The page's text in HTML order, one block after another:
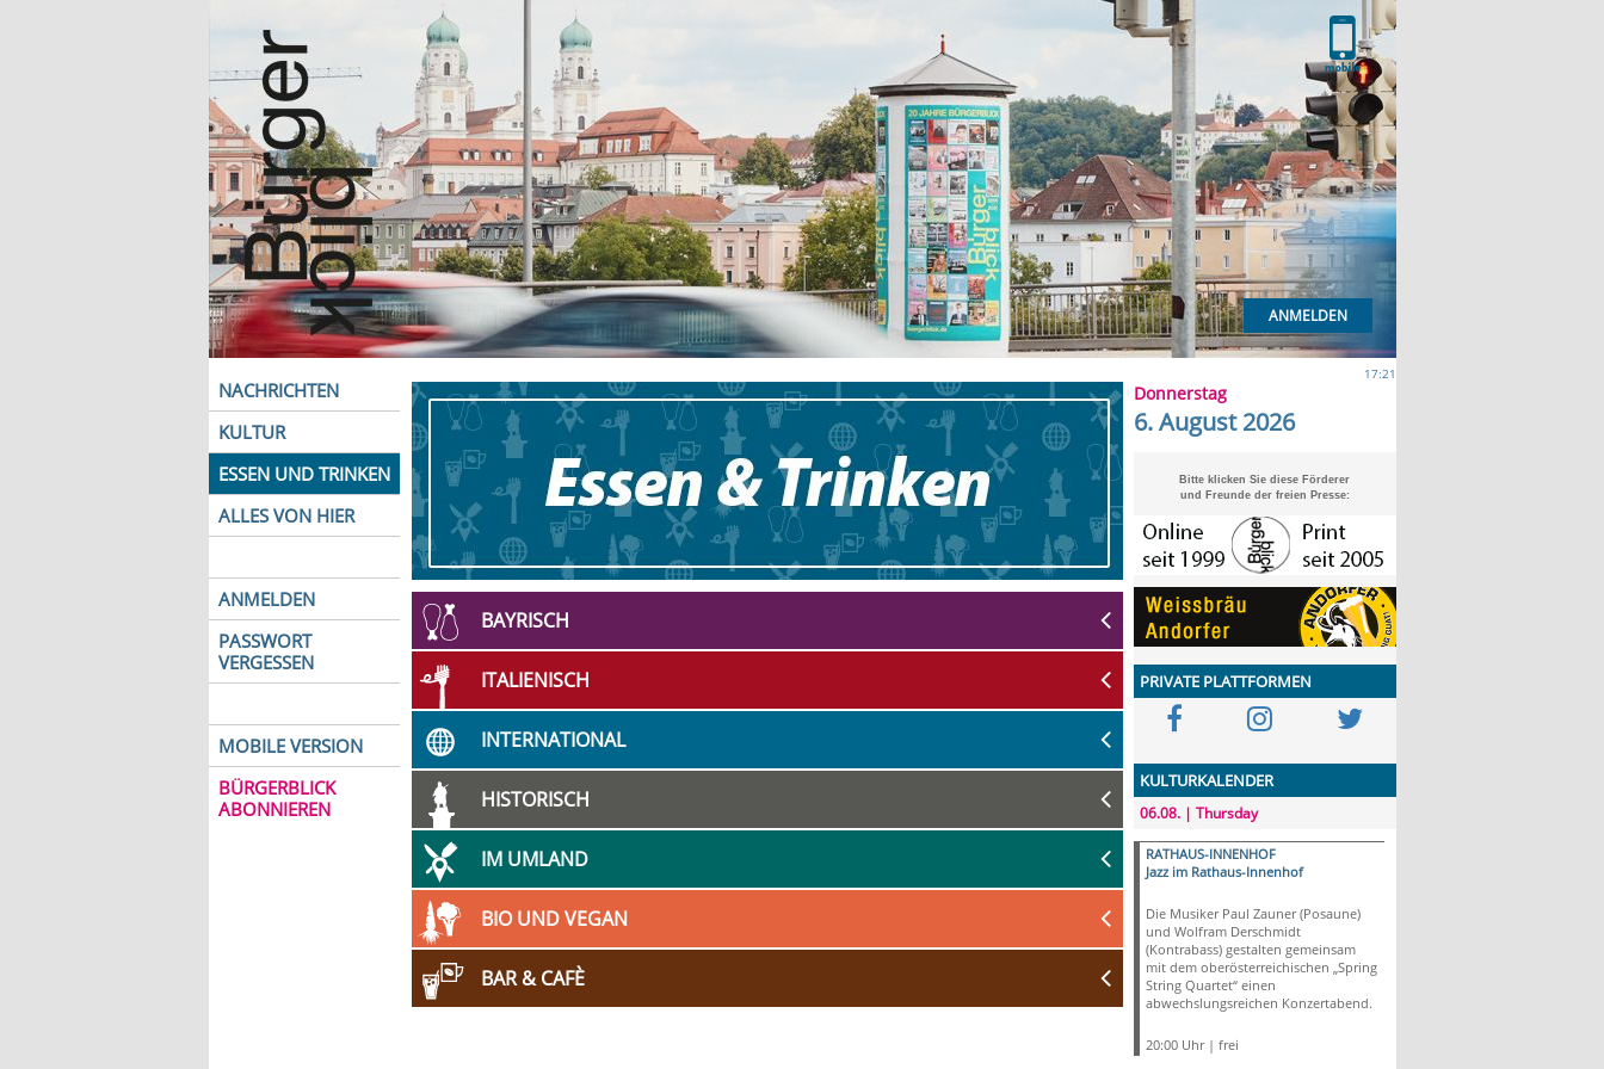
ANMELDEN
NACHRICHTEN
KULTUR
ESSEN UND TRINKEN
ALLES VON HIER
ANMELDEN
PASSWORT
VERGESSEN
MOBILE VERSION
BÜRGERBLICK
ABONNIEREN
BAYRISCH
ITALIENISCH
INTERNATIONAL
HISTORISCH
IM UMLAND
BIO UND VEGAN
BAR & CAFÈ
17:21
Donnerstag
6. August 2026
Bitte klicken Sie diese Förderer
und Freunde der freien Presse:
PRIVATE PLATTFORMEN
KULTURKALENDER
06.08. | Thursday
RATHAUS-INNENHOF
Jazz im Rathaus-Innenhof
Die Musiker Paul Zauner (Posaune)
und Wolfram Derschmidt
(Kontrabass) gestalten gemeinsam
mit dem oberösterreichischen „Spring
String Quartet“ einen
abwechslungsreichen Konzertabend.
20:00 Uhr | frei